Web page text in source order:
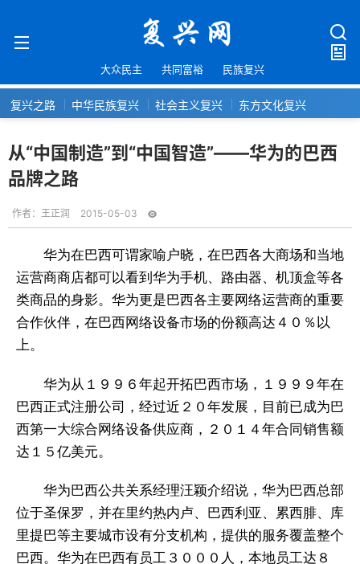
大众民主 共同富裕 民族复兴
复兴之路 中华民族复兴 社会主义复兴 东方文化复兴
从“中国制造”到“中国智造”——华为的巴西
品牌之路
作者： 王正润 2015-05-03
华为在巴西可谓家喻户晓，在巴西各大商场和当地
运营商商店都可以看到华为手机、路由器、机顶盒等各
类商品的身影。华为更是巴西各主要网络运营商的重要
合作伙伴，在巴西网络设备市场的份额高达４０％以
上。
华为从１９９６年起开拓巴西市场，１９９９年在
巴西正式注册公司，经过近２０年发展，目前已成为巴
西第一大综合网络设备供应商，２０１４年合同销售额
达１５亿美元。
华为巴西公共关系经理汪颖介绍说，华为巴西总部
位于圣保罗，并在里约热内卢、巴西利亚、累西腓、库
里提巴等主要城市设有分支机构，提供的服务覆盖整个
巴西。华为在巴西有员工３０００人，本地员工达８